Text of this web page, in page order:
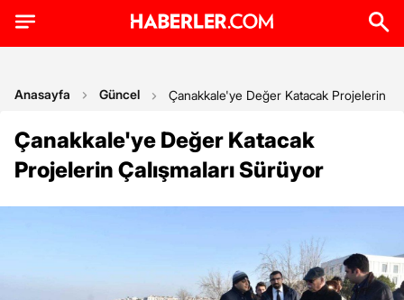
Anasayfa Güncel Çanakkale'ye Değer Katacak Projelerin
Çanakkale'ye Değer Katacak
Projelerin Çalışmaları Sürüyor